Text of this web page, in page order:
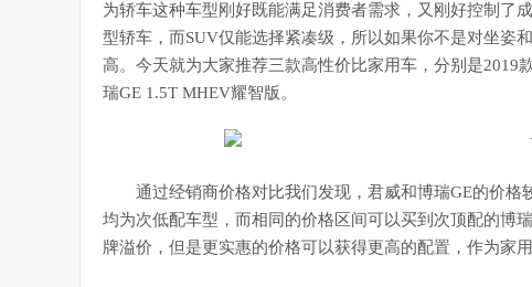
为轿车这种车型刚好既能满足消费者需求，又刚好控制了
型轿车，而SUV仅能选择紧凑级，所以如果你不是对坐姿
高。今天就为大家推荐三款高性价比家用车，分别是2019
瑞GE 1.5T MHEV耀智版。
通过经销商价格对比我们发现，君威和博瑞GE的价
均为次低配车型，而相同的价格区间可以买到次顶配的博
牌溢价，但是更实惠的价格可以获得更高的配置，作为家